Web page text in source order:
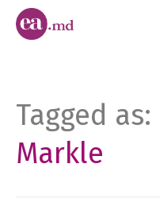
Tagged as:
Markle